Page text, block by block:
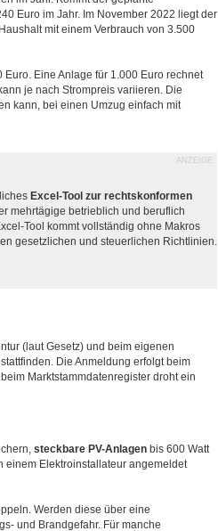
Euro im Jahr. Im November 2022 liegt der
mit einem Verbrauch von 3.500
Eine Anlage für 1.000 Euro rechnet
je nach Strompreis variieren. Die
kann, bei einen Umzug einfach mit
ANZEIGE
Excel-Tool zur rechtskonformen
mehrtägige betrieblich und beruflich
Tool kommt vollständig ohne Makros
gesetzlichen und steuerlichen Richtlinien.
(laut Gesetz) und beim eigenen
Die Anmeldung erfolgt beim
Marktstammdatenregister droht ein
steckbare PV-Anlagen bis 600 Watt
einem Elektroinstallateur angemeldet
Werden diese über eine
und Brandgefahr. Für manche